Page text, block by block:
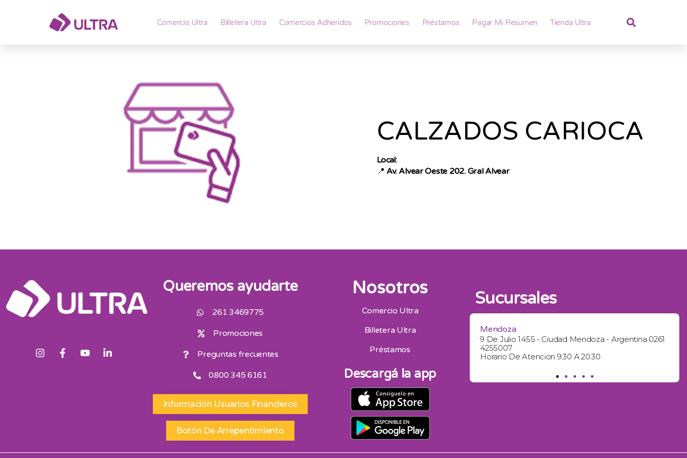
Comercio Ultra Billetera Ultra Comercios Adheridos Promociones Préstamos Pagar Mi Resumen Tienda Ultra
CALZADOS CARIOCA
Local:
📍 Av. Alvear Oeste 202. Gral Alvear
Queremos ayudarte
261 3469775
Promociones
Preguntas frecuentes
0800 345 6161
Información Usuarios Financieros
Botón De Arrepentimiento
Nosotros
Comercio Ultra
Billetera Ultra
Préstamos
Descargá la app
Sucursales
Horario De Atencion 9:00 A 13:00 | 16:30 A 20:30
Sábados 9:00 A 13:00
Mendoza
9 De Julio 1455 - Ciudad Mendoza - Argentina 0261
4255007
Horario De Atencion 9:30 A 20:30